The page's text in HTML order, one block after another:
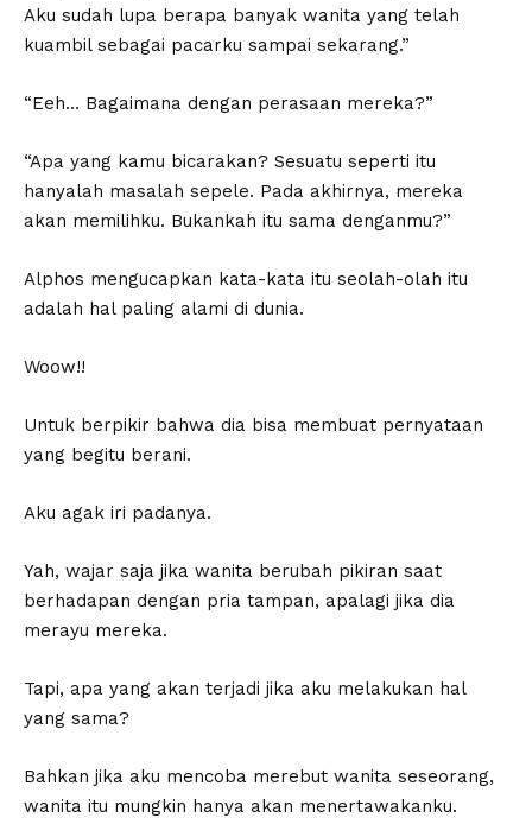
Aku sudah lupa berapa banyak wanita yang telah
kuambil sebagai pacarku sampai sekarang.”
“Eeh… Bagaimana dengan perasaan mereka?”
“Apa yang kamu bicarakan? Sesuatu seperti itu
hanyalah masalah sepele. Pada akhirnya, mereka
akan memilihku. Bukankah itu sama denganmu?”
Alphos mengucapkan kata-kata itu seolah-olah itu
adalah hal paling alami di dunia.
Woow!!
Untuk berpikir bahwa dia bisa membuat pernyataan
yang begitu berani.
Aku agak iri padanya.
Yah, wajar saja jika wanita berubah pikiran saat
berhadapan dengan pria tampan, apalagi jika dia
merayu mereka.
Tapi, apa yang akan terjadi jika aku melakukan hal
yang sama?
Bahkan jika aku mencoba merebut wanita seseorang,
wanita itu mungkin hanya akan menertawakanku.